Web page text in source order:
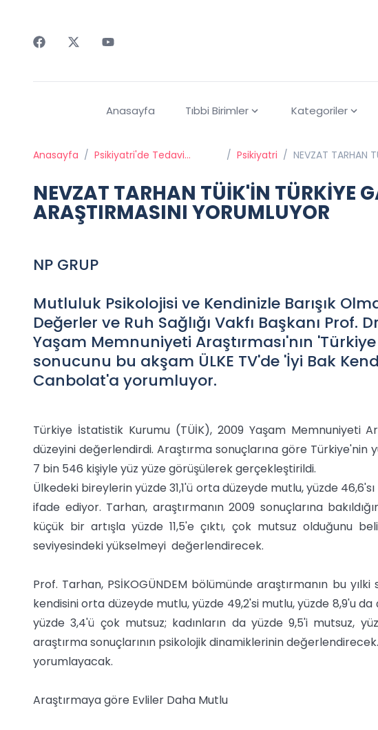
Anasayfa Tıbbi Birimler Kategoriler
Anasayfa / Psikiyatri'de Tedavi
/ Psikiyatri / NEVZAT TARHAN
NEVZAT TARHAN TÜİK'İN TÜRKİYE
ARAŞTIRMASINI YORUMLUYOR
NP GRUP
Mutluluk Psikolojisi ve Kendinizle Barışık
Değerler ve Ruh Sağlığı Vakfı Başkanı Prof.
Yaşam Memnuniyeti Araştırması'nın
sonucunu bu akşam ÜLKE TV'de 'İyi Bak
Canbolat'a yorumluyor.
Türkiye İstatistik Kurumu (TÜİK), 2009 Yaşam Memnuniyeti
düzeyini değerlendirdi. Araştırma sonuçlarına göre Türkiye'nin
7 bin 546 kişiyle yüz yüze görüşülerek gerçekleştirildi.
Ülkedeki bireylerin yüzde 31,1'ü orta düzeyde mutlu, yüzde
ifade ediyor. Tarhan, araştırmanın 2009 sonuçlarına
küçük bir artışla yüzde 11,5'e çıktı, çok mutsuz olduğunu
seviyesindeki yükselmeyi değerlendirecek.
Prof. Tarhan, PSİKOGÜNDEM bölümünde araştırmanın bu yılki
kendisini orta düzeyde mutlu, yüzde 49,2'si mutlu, yüzde 8,9'u
yüzde 3,4'ü çok mutsuz; kadınların da yüzde 9,5'i mutsuz,
araştırma sonuçlarının psikolojik dinamiklerinin değerlendirecek.
yorumlayacak.
Araştırmaya göre Evliler Daha Mutlu